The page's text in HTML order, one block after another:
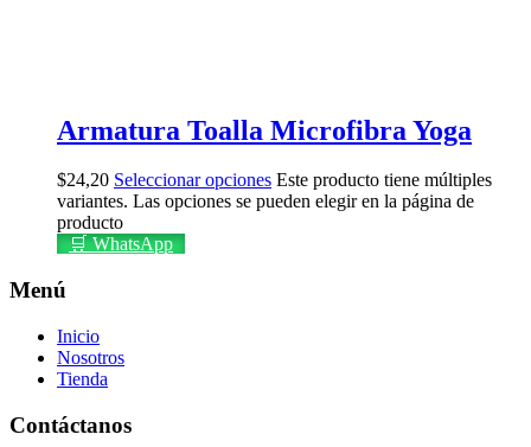
Armatura Toalla Microfibra Yoga
$24,20 Seleccionar opciones Este producto tiene múltiples
variantes. Las opciones se pueden elegir en la página de
producto
🛒 WhatsApp
Menú
Inicio
Nosotros
Tienda
Contáctanos